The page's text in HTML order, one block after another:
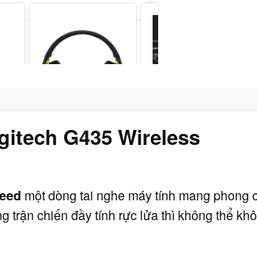
G435 Wireless
một dòng tai nghe máy tính mang phong
trận chiến đầy tính rực lửa thì không thể